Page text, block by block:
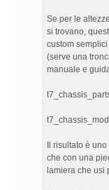
Se per le
si trovano,
custom
(serve una
manuale e
Il risultato è
che con una
lamiera che usi